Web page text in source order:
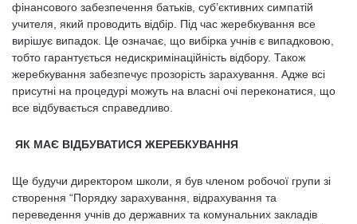
фінансового забезпечення батьків, суб’єктивних симпатій
учителя, який проводить відбір. Під час жеребкування все
вирішує випадок. Це означає, що вибірка учнів є випадковою,
тобто гарантується недискримінаційність відбору. Також
жеребкування забезпечує прозорість зарахування. Адже всі
присутні на процедурі можуть на власні очі переконатися, що
все відбувається справедливо.
ЯК МАЄ ВІДБУВАТИСЯ ЖЕРЕБКУВАННЯ
Ще будучи директором школи, я був членом робочої групи зі
створення “Порядку зарахування, відрахування та
переведення учнів до державних та комунальних закладів